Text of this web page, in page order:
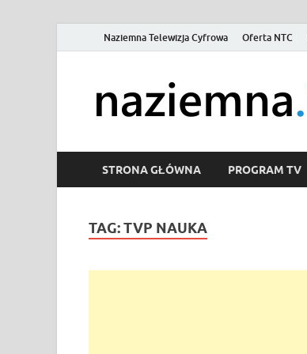
Naziemna Telewizja Cyfrowa Oferta NTC
STRONA GŁÓWNA PROGRAM TV
TAG:TVP NAUKA